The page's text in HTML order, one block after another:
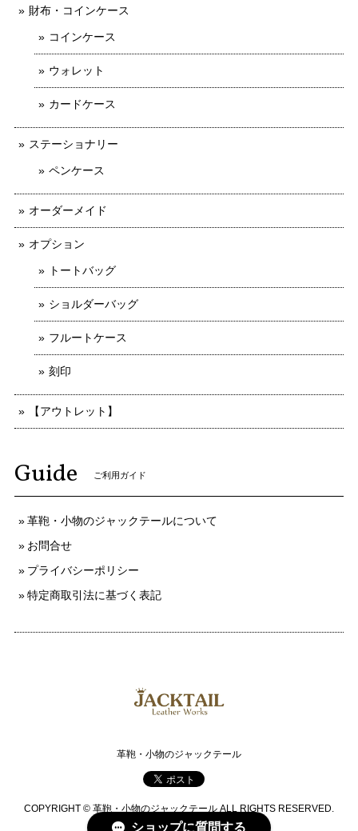
財布・コインケース
コインケース
ウォレット
カードケース
ステーショナリー
ペンケース
オーダーメイド
オプション
トートバッグ
ショルダーバッグ
フルートケース
刻印
【アウトレット】
Guide ご利用ガイド
革鞄・小物のジャックテールについて
お問合せ
プライバシーポリシー
特定商取引法に基づく表記
革鞄・小物のジャックテール
COPYRIGHT © 革鞄・小物のジャックテール ALL RIGHTS RESERVED.
ショップに質問する